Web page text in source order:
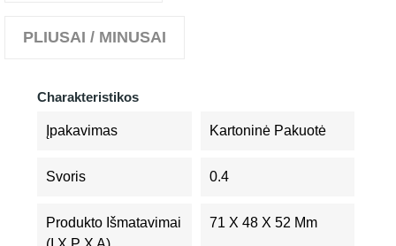
PLIUSAI / MINUSAI
Charakteristikos
Įpakavimas Kartoninė Pakuotė
Svoris 0.4
Produkto Išmatavimai
71 X 48 X 52 Mm